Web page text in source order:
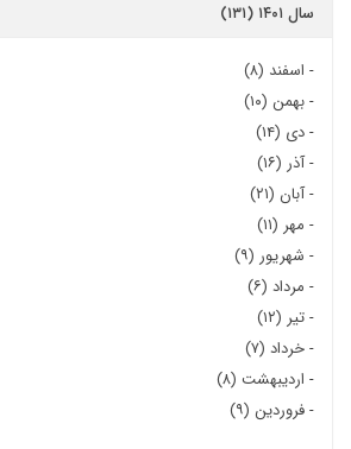
سال ۱۴۰۱ (۱۳۱)
- اسفند (۸)
-بهمن (۱۰)
-دی (۱۴)
-آذر (۱۶)
-آبان (۲۱)
- مهر (۱۱)
- شهریور (۹)
- مرداد (۶)
-تیر (۱۲)
-خرداد (۷)
- اردیبهشت (۸)
-فروردین (۹)